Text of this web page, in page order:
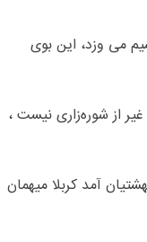
می وزد، این بوی
از شوره‌زاری نیست ،
آمد کربلا میهمان